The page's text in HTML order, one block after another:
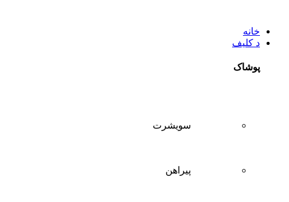
خانه
د کلیف
پوشاک
سويشرت
پیراهن